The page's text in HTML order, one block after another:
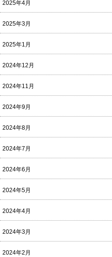
2025年4月
2025年3月
2025年1月
2024年12月
2024年11月
2024年9月
2024年8月
2024年7月
2024年6月
2024年5月
2024年4月
2024年3月
2024年2月